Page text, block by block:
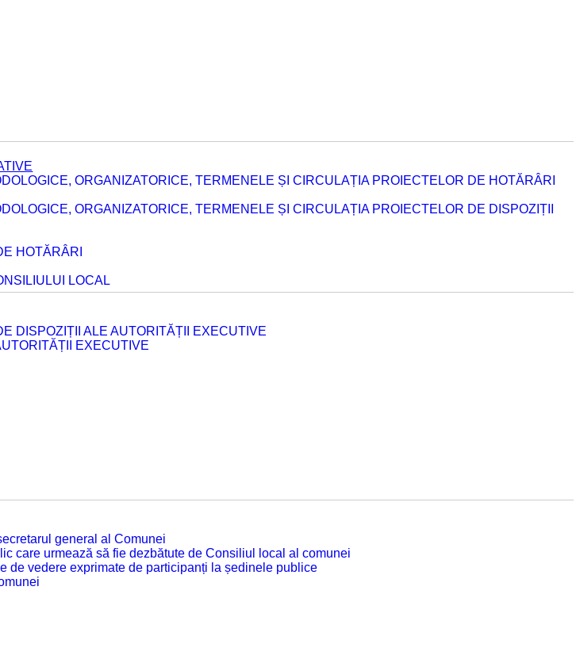
ORGANIZATORICE, TERMENELE ȘI CIRCULAȚIA PROIECTELOR DE HOTĂRÂRI
ORGANIZATORICE, TERMENELE ȘI CIRCULAȚIA PROIECTELOR DE DISPOZIȚII
HOTĂRÂRI
LOCAL
DISPOZIȚII ALE AUTORITĂȚII EXECUTIVE
EXECUTIVE
general al Comunei
care urmează să fie dezbătute de Consiliul local al comunei
de vedere exprimate de participanți la ședinele publice